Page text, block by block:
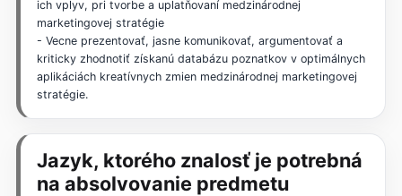
ich vplyv, pri tvorbe a uplatňovaní medzinárodnej
marketingovej stratégie
- Vecne prezentovať, jasne komunikovať, argumentovať a
kriticky zhodnotiť získanú databázu poznatkov v optimálnych
aplikáciách kreatívnych zmien medzinárodnej marketingovej
stratégie.
Jazyk, ktorého znalosť je potrebná
na absolvovanie predmetu